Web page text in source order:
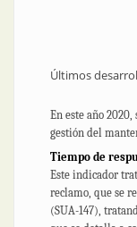
Últimos
En este año
gestión del
Tiempo de
Este indicador
reclamo, que se
(SUA-147),